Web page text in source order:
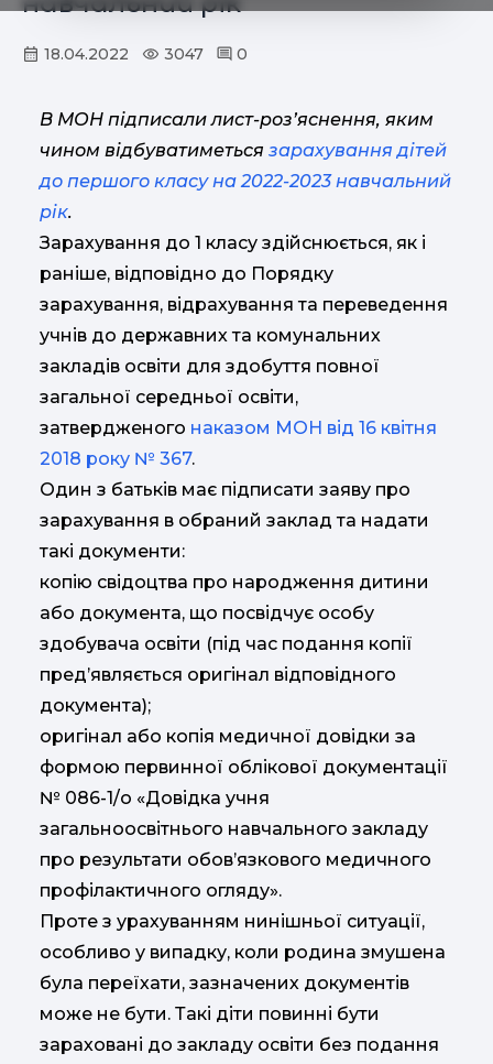
18.04.2022 3047 0
В МОН підписали лист-роз’яснення, яким
чином відбуватиметься зарахування дітей
до першого класу на 2022-2023 навчальний
рік.
Зарахування до 1 класу здійснюється, як і
раніше, відповідно до Порядку
зарахування, відрахування та переведення
учнів до державних та комунальних
закладів освіти для здобуття повної
загальної середньої освіти,
затвердженого наказом МОН від 16 квітня
2018 року № 367.
Один з батьків має підписати заяву про
зарахування в обраний заклад та надати
такі документи:
копію свідоцтва про народження дитини
або документа, що посвідчує особу
здобувача освіти (під час подання копії
пред’являється оригінал відповідного
документа);
оригінал або копія медичної довідки за
формою первинної облікової документації
№ 086-1/о «Довідка учня
загальноосвітнього навчального закладу
про результати обов’язкового медичного
профілактичного огляду».
Проте з урахуванням нинішньої ситуації,
особливо у випадку, коли родина змушена
була переїхати, зазначених документів
може не бути. Такі діти повинні бути
зараховані до закладу освіти без подання